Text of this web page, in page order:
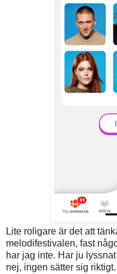
Lite roligare är det att
melodifestivalen, fast
har jag inte. Har ju
nej, ingen sätter sig